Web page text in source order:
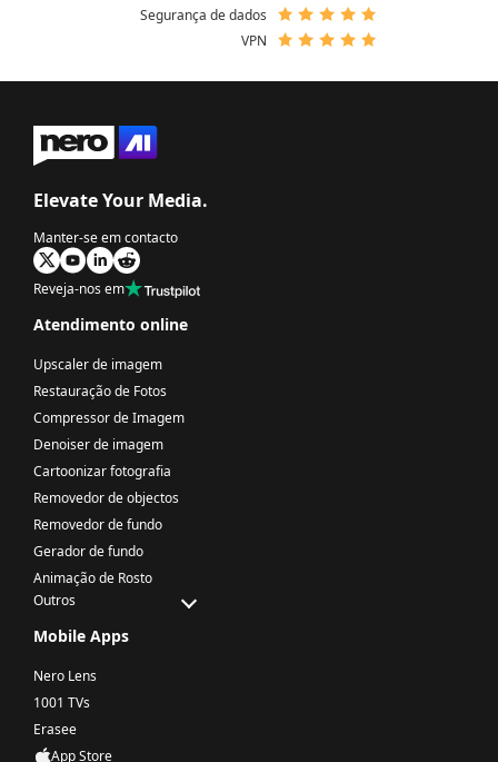
Segurança de dados
VPN
Elevate Your Media.
Manter-se em contacto
Reveja-nos em
Atendimento online
Upscaler de imagem
Restauração de Fotos
Compressor de Imagem
Denoiser de imagem
Cartoonizar fotografia
Removedor de objectos
Removedor de fundo
Gerador de fundo
Animação de Rosto
Outros
Mobile Apps
Nero Lens
1001 TVs
Erasee
App Store